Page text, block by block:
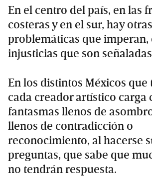
En el centro del país, en las
costeras y en el sur, hay otras
problemáticas que imperan,
injusticias que son
En los distintos Méxicos que
cada creador artístico carga
fantasmas llenos de
llenos de contradicción o
reconocimiento, al hacerse
preguntas, que sabe que
no tendrán respuesta.